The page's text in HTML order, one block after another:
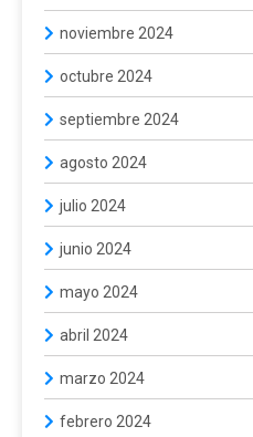
noviembre 2024
octubre 2024
septiembre 2024
agosto 2024
julio 2024
junio 2024
mayo 2024
abril 2024
marzo 2024
febrero 2024